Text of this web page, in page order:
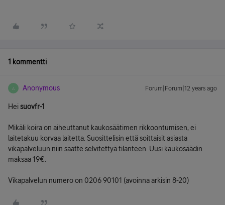
1 kommentti
A Anonymous Forum|Forum|12 years ago
Heisuovfr-1
Mikäli koira on aiheuttanut kaukosäätimen rikkoontumisen, ei
laitetakuu korvaa laitetta. Suosittelisin että soittaisit asiasta
vikapalveluun niin saatte selvitettyä tilanteen. Uusi kaukosäädin
maksaa 19€.
Vikapalvelun numero on 0206 90101 (avoinna arkisin 8-20)